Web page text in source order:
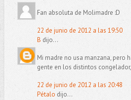
Fan absoluta de Molimadre :D
22 de junio de 2012 a las 19:50
B dijo...
Mi madre no usa manzana, pero
gente en los distintos
22 de junio de 2012 a las 20:48
Pétalo dijo...